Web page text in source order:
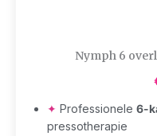
Nymph 6
✦ Professionele 6-
pressotherapie